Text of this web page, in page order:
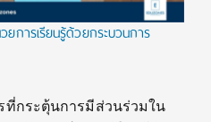
การเรียนรู้ด้วยกระบวนการ
ที่กระตุ้นการมีส่วนร่วมใน